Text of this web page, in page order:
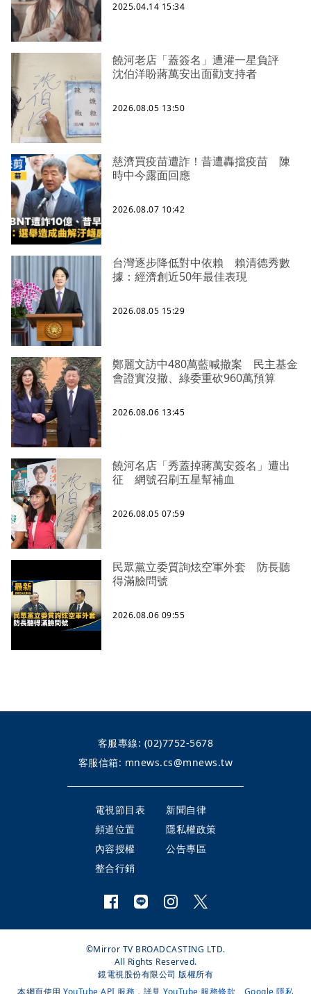
2025.04.14 15:34
饒河老店「蓋簽名」遭灌一星負評
沈伯洋盼蔣萬安出面勸支持者
2026.08.05 13:50
慈濟買疫苗遭詐！昔遭轟擋疫苗 陳
時中今露面回應
2026.08.07 10:42
台灣逐步降低對中依賴 賴清德秀數
據：經濟創近50年最佳表現
2026.08.05 15:29
鄭麗文訪中480萬藍喊撤案 民主基金
會證實沒撤、綠委重砍960萬預算
2026.08.06 13:45
饒河名店「秀蓋掉蔣萬安簽名」遭出
征 網號召刷五星幫補血
2026.08.05 07:59
民眾黨立委質詢炫空軍外套 防長聽
得滿臉問號
2026.08.06 09:55
客服專線: (02)7752-5678
客服信箱: mnews.cs@mnews.tw
電視節目表
新聞自律
頻道位置
隱私權政策
內容授權
公告專區
整合行銷
©Mirror TV BROADCASTING LTD.
All Rights Reserved.
鏡電視股份有限公司 版權所有
本網頁使用 YouTube API 服務 ，詳見 YouTube 服務條款 Google 隱私